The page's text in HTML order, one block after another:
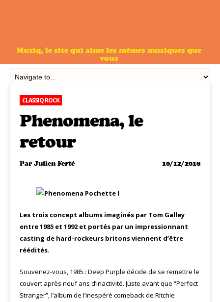
Muziq, le site qui aime les mêmes musiques que
vous
CLASSIQ ROCK
Phenomena, le
retour
ParJulien Ferté 10/12/2018
Les trois concept albums imaginés par Tom Galley
entre 1985 et 1992 et portés par un impressionnant
casting de hard-rockeurs britons viennent d’être
réédités.
Souvenez-vous, 1985 : Deep Purple décide de se remettre le
couvert après neuf ans d’inactivité. Juste avant que “Perfect
Stranger”, l’album de l’inespéré comeback de Ritchie